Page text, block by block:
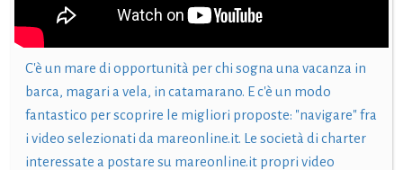
C'è un mare di opportunità per chi sogna una vacanza in
barca, magari a vela, in catamarano. E c'è un modo
fantastico per scoprire le migliori proposte: "navigare" fra
i video selezionati da mareonline.it. Le società di charter
interessate a postare su mareonline.it propri video